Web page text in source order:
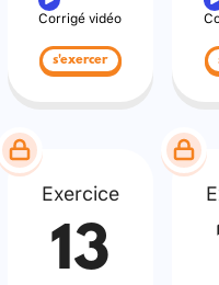
Corrigé vidéo
s'exercer
Exercice
13